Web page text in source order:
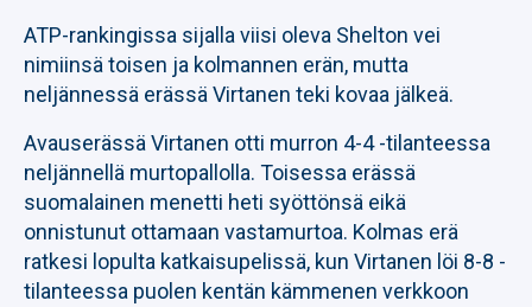
ATP-rankingissa sijalla viisi oleva Shelton vei
nimiinsä toisen ja kolmannen erän, mutta
neljännessä erässä Virtanen teki kovaa jälkeä.
Avauserässä Virtanen otti murron 4-4 -tilanteessa
neljännellä murtopallolla. Toisessa erässä
suomalainen menetti heti syöttönsä eikä
onnistunut ottamaan vastamurtoa. Kolmas erä
ratkesi lopulta katkaisupelissä, kun Virtanen löi 8-8 -
tilanteessa puolen kentän kämmenen verkkoon